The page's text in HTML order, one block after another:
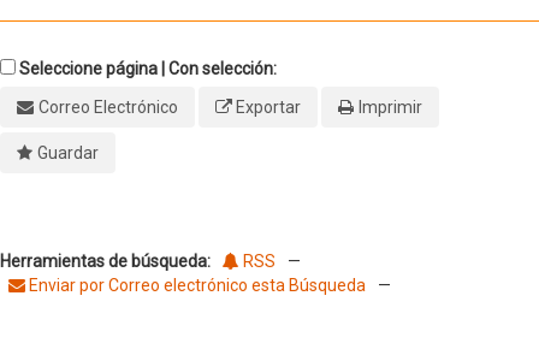
Seleccione página | Con selección:
Correo Electrónico
Exportar Imprimir
Guardar
Herramientas de búsqueda: RSS
—
Enviar por Correo electrónico esta Búsqueda
—